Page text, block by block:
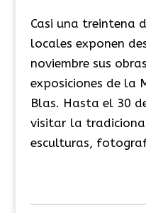
Casi una treintena
locales exponen
noviembre sus
exposiciones de la
Blas. Hasta el 30
visitar la
esculturas,